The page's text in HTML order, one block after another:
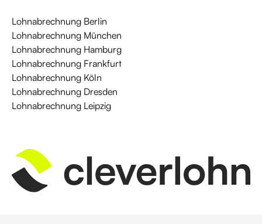
Lohnabrechnung Berlin
Lohnabrechnung München
Lohnabrechnung Hamburg
Lohnabrechnung Frankfurt
Lohnabrechnung Köln
Lohnabrechnung Dresden
Lohnabrechnung Leipzig